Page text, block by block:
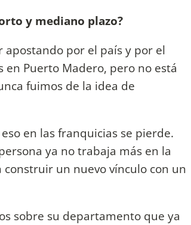
y mediano plazo?
apostando por el país y por el
Puerto Madero, pero no está
fuimos de la idea de
en las franquicias se pierde.
ya no trabaja más en la
un nuevo vínculo con un
sobre su departamento que ya